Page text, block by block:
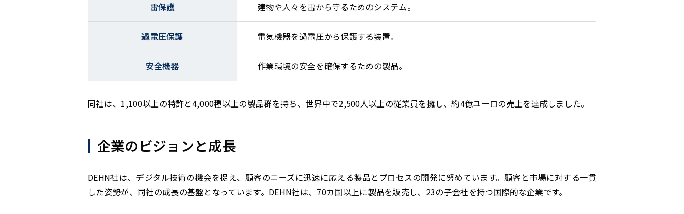
雷保護 建物や人々を雷から守るためのシステム。
過電圧保護 電気機器を過電圧から保護する装置。
安全機器 作業環境の安全を確保するための製品。
同社は、1,100以上の特許と4,000種以上の製品群を持ち、世界中で2,500人以上の従業員を擁し、約4億ユーロの売上を達成しました。
企業のビジョンと成長
DEHN社は、デジタル技術の機会を捉え、顧客のニーズに迅速に応える製品とプロセスの開発に努めています。顧客と市場に対する一貫
した姿勢が、同社の成長の基盤となっています。DEHN社は、70カ国以上に製品を販売し、23の子会社を持つ国際的な企業です。